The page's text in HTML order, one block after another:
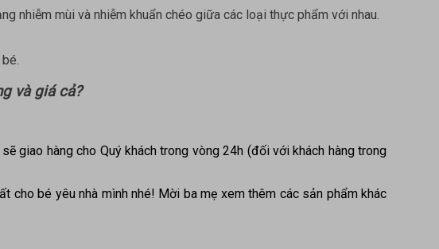
nhiễm mùi và nhiễm khuẩn chéo giữa các loại thực phẩm với nhau.
và giá cả?
giao hàng cho Quý khách trong vòng 24h (đối với khách hàng trong
cho bé yêu nhà mình nhé! Mời ba mẹ xem thêm các sản phẩm khác